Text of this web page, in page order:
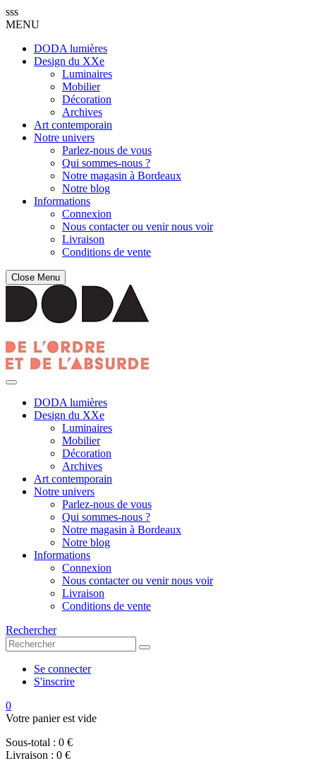
sss
MENU
DODA lumières
Design du XXe
Luminaires
Mobilier
Décoration
Archives
Art contemporain
Notre univers
Parlez-nous de vous
Qui sommes-nous ?
Notre magasin à Bordeaux
Notre blog
Informations
Connexion
Nous contacter ou venir nous voir
Livraison
Conditions de vente
Close Menu
DODA lumières
Design du XXe
Luminaires
Mobilier
Décoration
Archives
Art contemporain
Notre univers
Parlez-nous de vous
Qui sommes-nous ?
Notre magasin à Bordeaux
Notre blog
Informations
Connexion
Nous contacter ou venir nous voir
Livraison
Conditions de vente
Rechercher
Se connecter
S'inscrire
0
Votre panier est vide
Sous-total : 0 €
Livraison : 0 €